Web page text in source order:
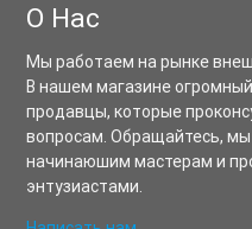
О Нас
Мы работаем на рынке
В нашем магазине
продавцы, которые
вопросам. Обращайтесь,
начинаюшим мастерам и
энтузиастами.